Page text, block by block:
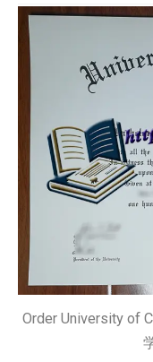
Order University of